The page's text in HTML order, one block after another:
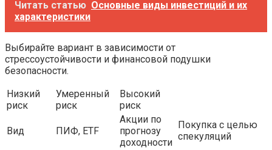
Читать статью Основные виды инвестиций и их
характеристики
Выбирайте вариант в зависимости от
стрессоустойчивости и финансовой подушки
безопасности.
Низкий
риск
Умеренный
риск
Высокий
риск
Вид ПИФ, ETF
Акции по
прогнозу
доходности
Покупка с целью
спекуляций